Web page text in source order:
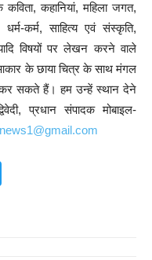
कहानियां, महिला जगत,
कर्म, साहित्य एवं संस्कृति,
विषयों पर लेखन करने वाले
के छाया चित्र के साथ मंगल
कर सकते हैं। हम उन्हें स्थान देने
प्रधान संपादक मोबाइल-